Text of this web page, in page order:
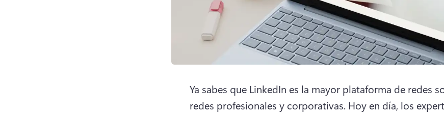
Ya sabes que LinkedIn es la mayor plataforma de redes
redes profesionales y corporativas. Hoy en día, los